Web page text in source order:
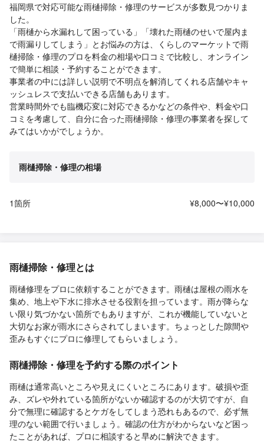
福岡県で対応可能な雨樋掃除・修理のサービスが多数見つかりま
した。
「雨樋から水漏れして困っている」「壊れた雨樋のせいで屋内ま
で雨漏りしてしまう」とお悩みの方は、くらしのマーケットで雨
樋掃除・修理のプロを料金の相場や口コミで比較し、オンライン
で簡単に相談・予約することができます。
事業者の中には詳しい説明で不明点を解消してくれる店舗やキャ
ッシュレスで支払いできる店舗もあります。
営業時間外でも臨機応変に対応できるかなどの条件や、料金や口
コミを考慮して、自分に合った雨樋掃除・修理の事業者を探して
みてはいかがでしょうか。
雨樋掃除・修理の相場
1箇所 ¥8,000〜¥10,000
雨樋掃除・修理とは
雨樋修理をプロに依頼することができます。雨樋は屋根の雨水を
集め、地上や下水に排水させる役割を担っています。雨が降らな
い限り気づかない箇所でもありますが、これが機能していないと
大切なお家が雨水にさらされてしまいます。ちょっとした隙間や
歪みもすぐにプロに修理してもらいましょう。
雨樋掃除・修理を予約する際のポイント
雨樋は通常高いところや見えにくいところにあります。破損や歪
み、ズレや外れている箇所がないか確認するのが大切ですが、自
分で無理に確認するとケガをしてしまう恐れもあるので、必ず無
理のない範囲で行いましょう。確認の仕方がわからないなど困っ
たことがあれば、プロに相談すると早めに解決できます。